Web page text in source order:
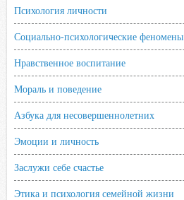
Психология личности
Социально-психологические феномены
Нравственное воспитание
Мораль и поведение
Азбука для несовершеннолетних
Эмоции и личность
Заслужи себе счастье
Этика и психология семейной жизни